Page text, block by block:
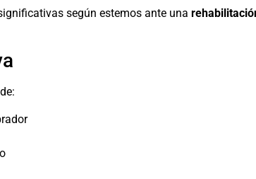
según estemos ante una